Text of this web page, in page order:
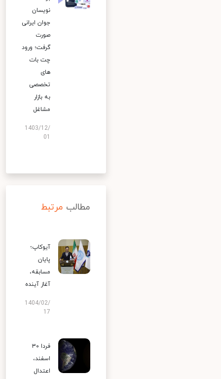
نویسان
جوان ایرانی
صورت
گرفت؛ ورود
چت بات
های
تخصصی
به بازار
مشاغل
1403/12/
مطالب مرتبط
آیوکاپ؛
پایان
مسابقه،
آغاز آینده
1404/02/
17
فردا ۳۰
اسفند،
اعتدال